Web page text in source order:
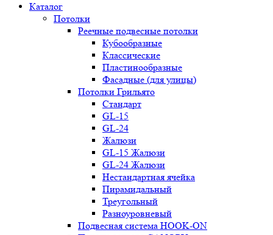
Каталог
Потолки
Реечные подвесные потолки
Кубообразные
Классические
Пластинообразные
Фасадные (для улицы)
Потолки Грильято
Стандарт
GL-15
GL-24
Жалюзи
GL-15 Жалюзи
GL-24 Жалюзи
Нестандартная ячейка
Пирамидальный
Треугольный
Разноуровневый
Подвесная система HOOK-ON